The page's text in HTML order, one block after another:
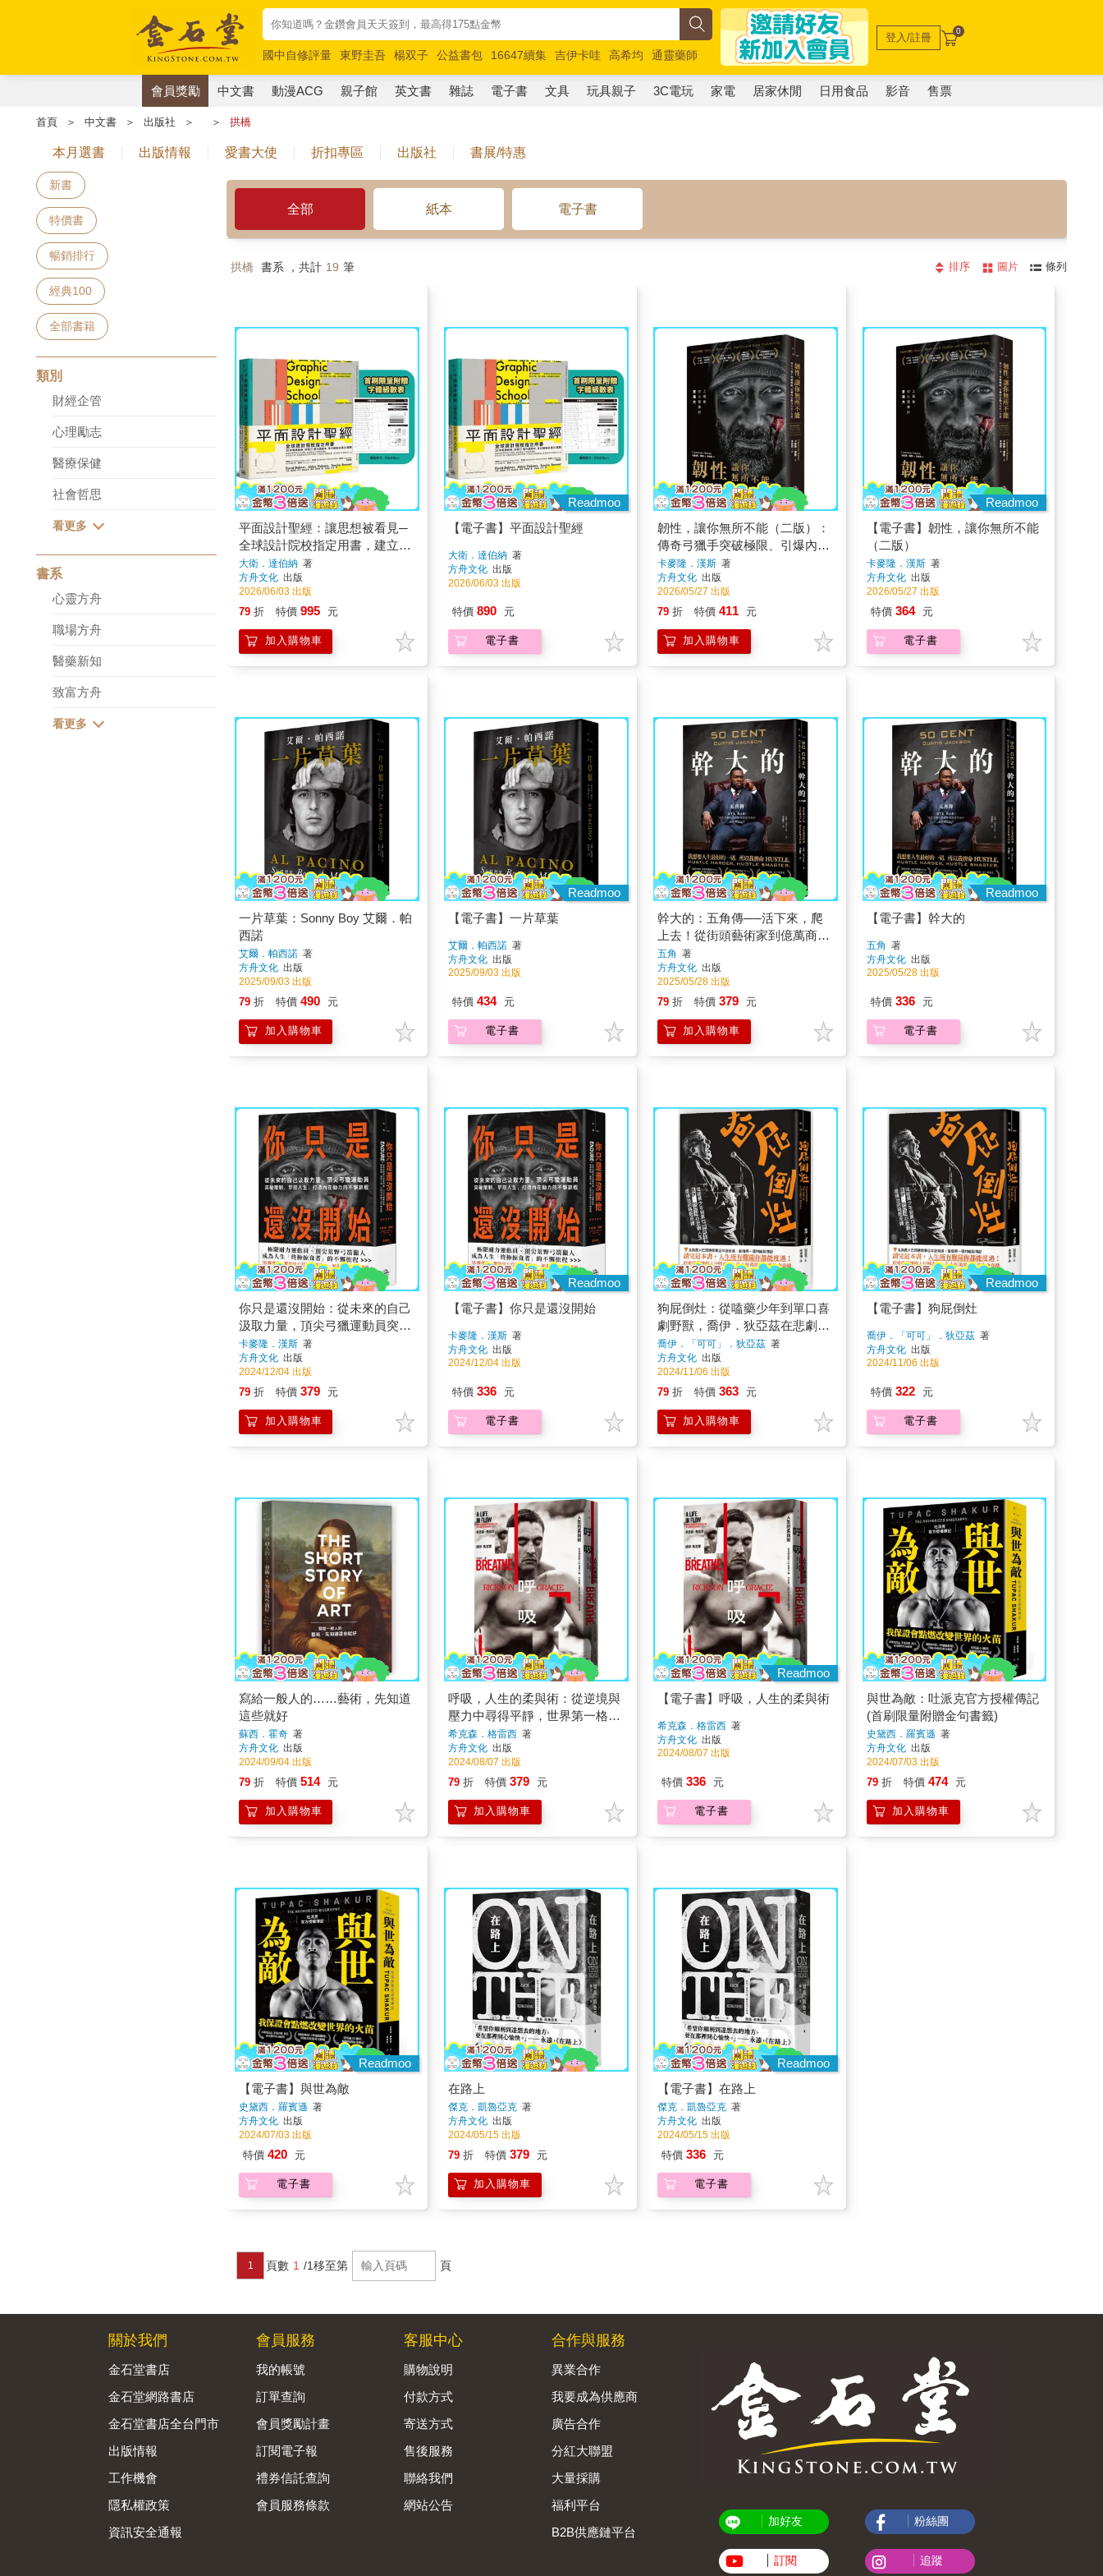
國中自修評量 東野圭吾 楊双子 公益書包 16647續集 吉伊卡哇 高希均
通靈藥師
唯紅花綻放
奧德賽 路邊攤新作 馬斯克 玩具總動員5 超慢跑
登入/註冊 0
會員獎勵 中文書 動漫ACG 親子館 英文書 雜誌 電子書 文具 玩具親子 3C電玩 家電 居家休閒 日用食品 影音 售票
首頁 ＞ 中文書 ＞ 出版社 ＞ ＞ 拱橋
本月選書 出版情報 愛書大使 折扣專區 出版社 書展/特惠
新書
特價書
暢銷排行
經典100
全部書籍
類別
財經企管
心理勵志
醫療保健
社會哲思
書系
心靈方舟
職場方舟
醫藥新知
致富方舟
全部 紙本 電子書
拱橋 書系 ，共計 19 筆 排序 圖片 條列
平面設計聖經：讓思想被看見─
全球設計院校指定用書，建立字
型、色彩、版面、印刷與數位媒
體的核心判斷力【限量附贈字體
級數表｜設計師實戰必備！】
大衛．達伯納 著
方舟文化 出版
2026/06/03 出版
79 折 特價 995 元
加入購物車
Readmoo
【電子書】平面設計聖經
大衛．達伯納著
方舟文化 出版
2026/06/03 出版
特價 890 元
電子書
韌性，讓你無所不能（二版）：
傳奇弓獵手突破極限、引爆內在
動力的原子習慣
卡麥隆．漢斯著
方舟文化 出版
2026/05/27 出版
79 折 特價 411 元
加入購物車
Readmoo
【電子書】韌性，讓你無所不能
（二版）
卡麥隆．漢斯著
方舟文化 出版
2026/05/27 出版
特價 364 元
電子書
一片草葉：Sonny Boy 艾爾．帕
西諾
艾爾．帕西諾 著
方舟文化 出版
2025/09/03 出版
79 折 特價 490 元
加入購物車
Readmoo
【電子書】一片草葉
艾爾．帕西諾著
方舟文化 出版
2025/09/03 出版
特價 434 元
電子書
幹大的：五角傳──活下來，爬
上去！從街頭藝術家到億萬商業
帝國的極限進化法則
五角 著
方舟文化 出版
2025/05/28 出版
79 折 特價 379 元
加入購物車
Readmoo
【電子書】幹大的
五角 著
方舟文化 出版
2025/05/28 出版
特價 336 元
電子書
你只是還沒開始：從未來的自己
汲取力量，頂尖弓獵運動員突破
限制、掌控人生，打造內在動力
的不懈旅程
卡麥隆．漢斯 著
方舟文化 出版
2024/12/04 出版
79 折 特價 379 元
加入購物車
Readmoo
【電子書】你只是還沒開始
卡麥隆．漢斯著
方舟文化 出版
2024/12/04 出版
特價 336 元
電子書
狗屁倒灶：從嗑藥少年到單口喜
劇野獸，喬伊．狄亞茲在悲劇人
生提煉出的極限反轉
喬伊．「可可」．狄亞茲著
方舟文化 出版
2024/11/06 出版
79 折 特價 363 元
加入購物車
Readmoo
【電子書】狗屁倒灶
喬伊．「可可」．狄亞茲著
方舟文化 出版
2024/11/06 出版
特價 322 元
電子書
寫給一般人的……藝術，先知道
這些就好
蘇西．霍奇 著
方舟文化 出版
2024/09/04 出版
79 折 特價 514 元
加入購物車
呼吸，人生的柔與術：從逆境與
壓力中尋得平靜，世界第一格鬥
家族的戰士回憶錄
希克森．格雷西著
方舟文化 出版
2024/08/07 出版
79 折 特價 379 元
加入購物車
Readmoo
【電子書】呼吸，人生的柔與術
希克森．格雷西著
方舟文化 出版
2024/08/07 出版
特價 336 元
電子書
與世為敵：吐派克官方授權傳記
(首刷限量附贈金句書籤)
史黛西．羅賓遜 著
方舟文化 出版
2024/07/03 出版
79 折 特價 474 元
加入購物車
Readmoo
【電子書】與世為敵
史黛西．羅賓遜 著
方舟文化 出版
2024/07/03 出版
特價 420 元
電子書
在路上
傑克．凱魯亞克著
方舟文化 出版
2024/05/15 出版
79 折 特價 379 元
加入購物車
Readmoo
【電子書】在路上
傑克．凱魯亞克著
方舟文化 出版
2024/05/15 出版
特價 336 元
電子書
1 頁數 1 /1移至第 頁
關於我們
金石堂書店
金石堂網路書店
金石堂書店全台門市
出版情報
工作機會
隱私權政策
資訊安全通報
會員服務
我的帳號
訂單查詢
會員獎勵計畫
訂閱電子報
禮券信託查詢
會員服務條款
客服中心
購物說明
付款方式
寄送方式
售後服務
聯絡我們
網站公告
合作與服務
異業合作
我要成為供應商
廣告合作
分紅大聯盟
大量採購
福利平台
B2B供應鏈平台
加好友
訂閱
粉絲團
追蹤